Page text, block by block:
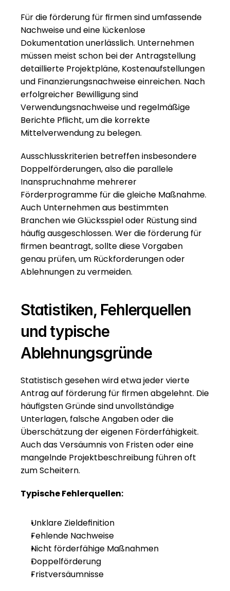
Für die förderung für firmen sind umfassende
Nachweise und eine lückenlose
Dokumentation unerlässlich. Unternehmen
müssen meist schon bei der Antragstellung
detaillierte Projektpläne, Kostenaufstellungen
und Finanzierungsnachweise einreichen. Nach
erfolgreicher Bewilligung sind
Verwendungsnachweise und regelmäßige
Berichte Pflicht, um die korrekte
Mittelverwendung zu belegen.
Ausschlusskriterien betreffen insbesondere
Doppelförderungen, also die parallele
Inanspruchnahme mehrerer
Förderprogramme für die gleiche Maßnahme.
Auch Unternehmen aus bestimmten
Branchen wie Glücksspiel oder Rüstung sind
häufig ausgeschlossen. Wer die förderung für
firmen beantragt, sollte diese Vorgaben
genau prüfen, um Rückforderungen oder
Ablehnungen zu vermeiden.
Statistiken, Fehlerquellen
und typische
Ablehnungsgründe
Statistisch gesehen wird etwa jeder vierte
Antrag auf förderung für firmen abgelehnt. Die
häufigsten Gründe sind unvollständige
Unterlagen, falsche Angaben oder die
Überschätzung der eigenen Förderfähigkeit.
Auch das Versäumnis von Fristen oder eine
mangelnde Projektbeschreibung führen oft
zum Scheitern.
Typische Fehlerquellen:
Unklare Zieldefinition
Fehlende Nachweise
Nicht förderfähige Maßnahmen
Doppelförderung
Fristversäumnisse